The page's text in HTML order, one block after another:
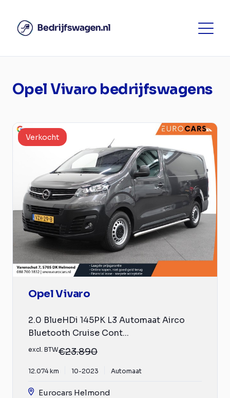
Opel Vivaro bedrijfswagens
Verkocht
Opel Vivaro
2.0 BlueHDi 145PK L3 Automaat Airco
Bluetooth Cruise Cont...
excl. BTW€23.890
12.074 km 10-2023 Automaat
Eurocars Helmond